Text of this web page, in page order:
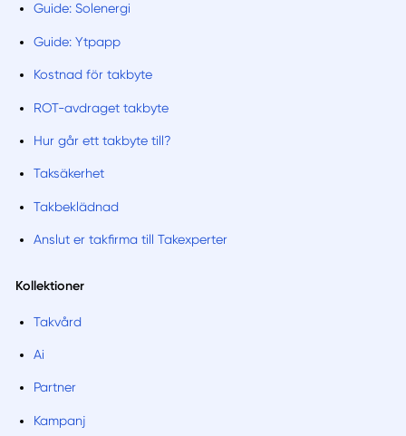
Guide: Solenergi
Guide: Ytpapp
Kostnad för takbyte
ROT-avdraget takbyte
Hur går ett takbyte till?
Taksäkerhet
Takbeklädnad
Anslut er takfirma till Takexperter
Kollektioner
Takvård
Ai
Partner
Kampanj